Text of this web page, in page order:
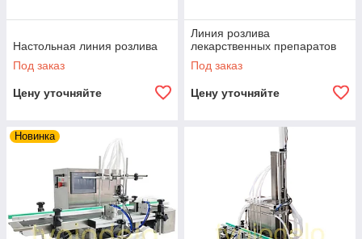
Настольная линия розлива
Под заказ
Цену уточняйте
Линия розлива
лекарственных препаратов
Под заказ
Цену уточняйте
Новинка